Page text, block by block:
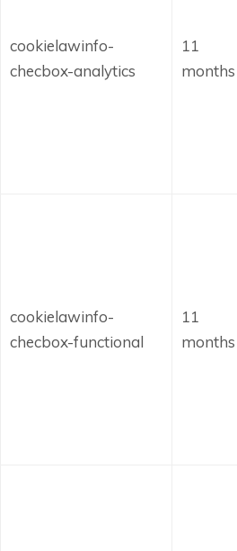
cookielawinfo-
checbox-analytics
11
months
cookielawinfo-
checbox-functional
11
months